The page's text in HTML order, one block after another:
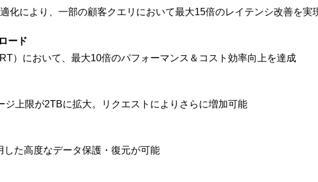
化により、一部の顧客クエリにおいて最大15倍のレイテンシ改善を実
ード
）において、最大10倍のパフォーマンス＆コスト効率向上を達成
ジ上限が2TBに拡大。リクエストによりさらに増加可能
た高度なデータ保護・復元が可能